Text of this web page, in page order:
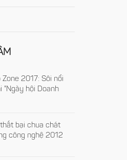
Zone 2017: Sôi nổi
"Ngày hội Doanh
bại chua chát
công nghệ 2012